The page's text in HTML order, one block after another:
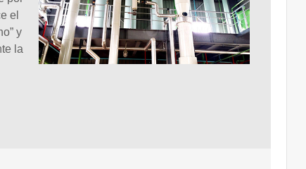
el
y
la